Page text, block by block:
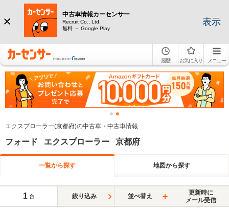
中古車情報カーセンサー
Recruit Co., Ltd.
無料 － Google Play
表示
履歴 お気に入り メニュー
エクスプローラー(京都府)の中古車・中古車情報
フォード エクスプローラー 京都府
一覧から探す 地図から探す
1 台 絞り込み 並べ替え
更新時に
メール受信